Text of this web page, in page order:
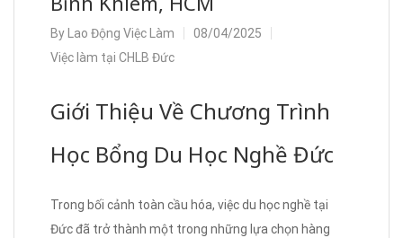
By Lao Động Việc Làm
08/04/2025
Việc làm tại CHLB Đức
Giới Thiệu Về Chương Trình
Học Bổng Du Học Nghề Đức
Trong bối cảnh toàn cầu hóa, việc du học nghề tại
Đức đã trở thành một trong những lựa chọn hàng